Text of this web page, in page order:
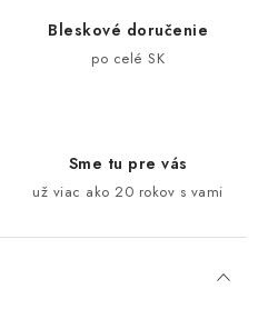
Bleskové doručenie
po celé SK
Sme tu pre vás
už viac ako 20 rokov s vami